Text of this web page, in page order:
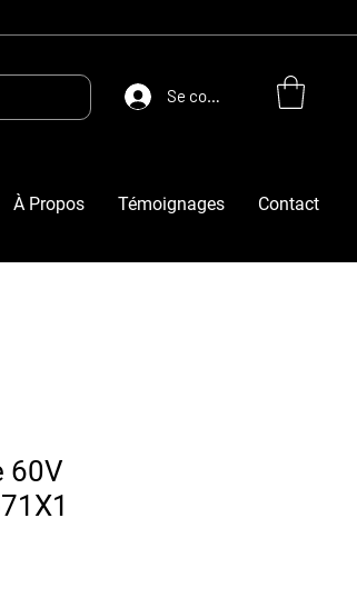
Se connecter
À Propos Témoignages Contact
60V